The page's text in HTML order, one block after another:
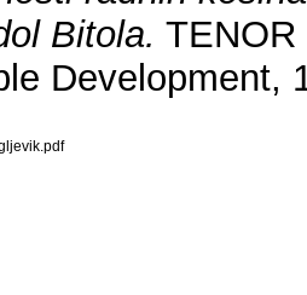
Bitola. TENOR
Development,